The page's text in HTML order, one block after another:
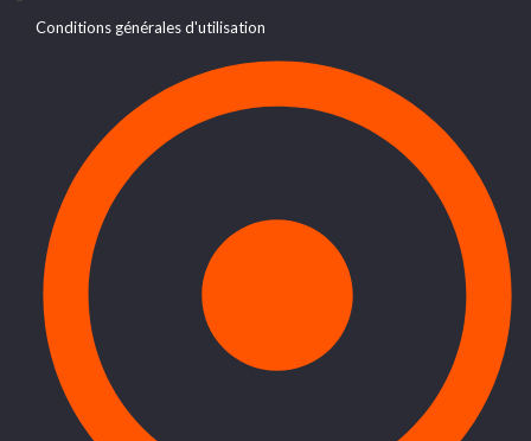
Conditions générales d'utilisation